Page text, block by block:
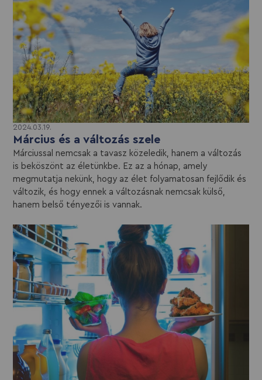
2024.03.19.
Március és a változás szele
Márciussal nemcsak a tavasz közeledik, hanem a változás
is beköszönt az életünkbe. Ez az a hónap, amely
megmutatja nekünk, hogy az élet folyamatosan fejlődik és
változik, és hogy ennek a változásnak nemcsak külső,
hanem belső tényezői is vannak.